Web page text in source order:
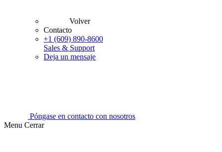
Volver
Contacto
+1 (609) 890-8600
Sales & Support
Deja un mensaje
Póngase en contacto con nosotros
Menu Cerrar